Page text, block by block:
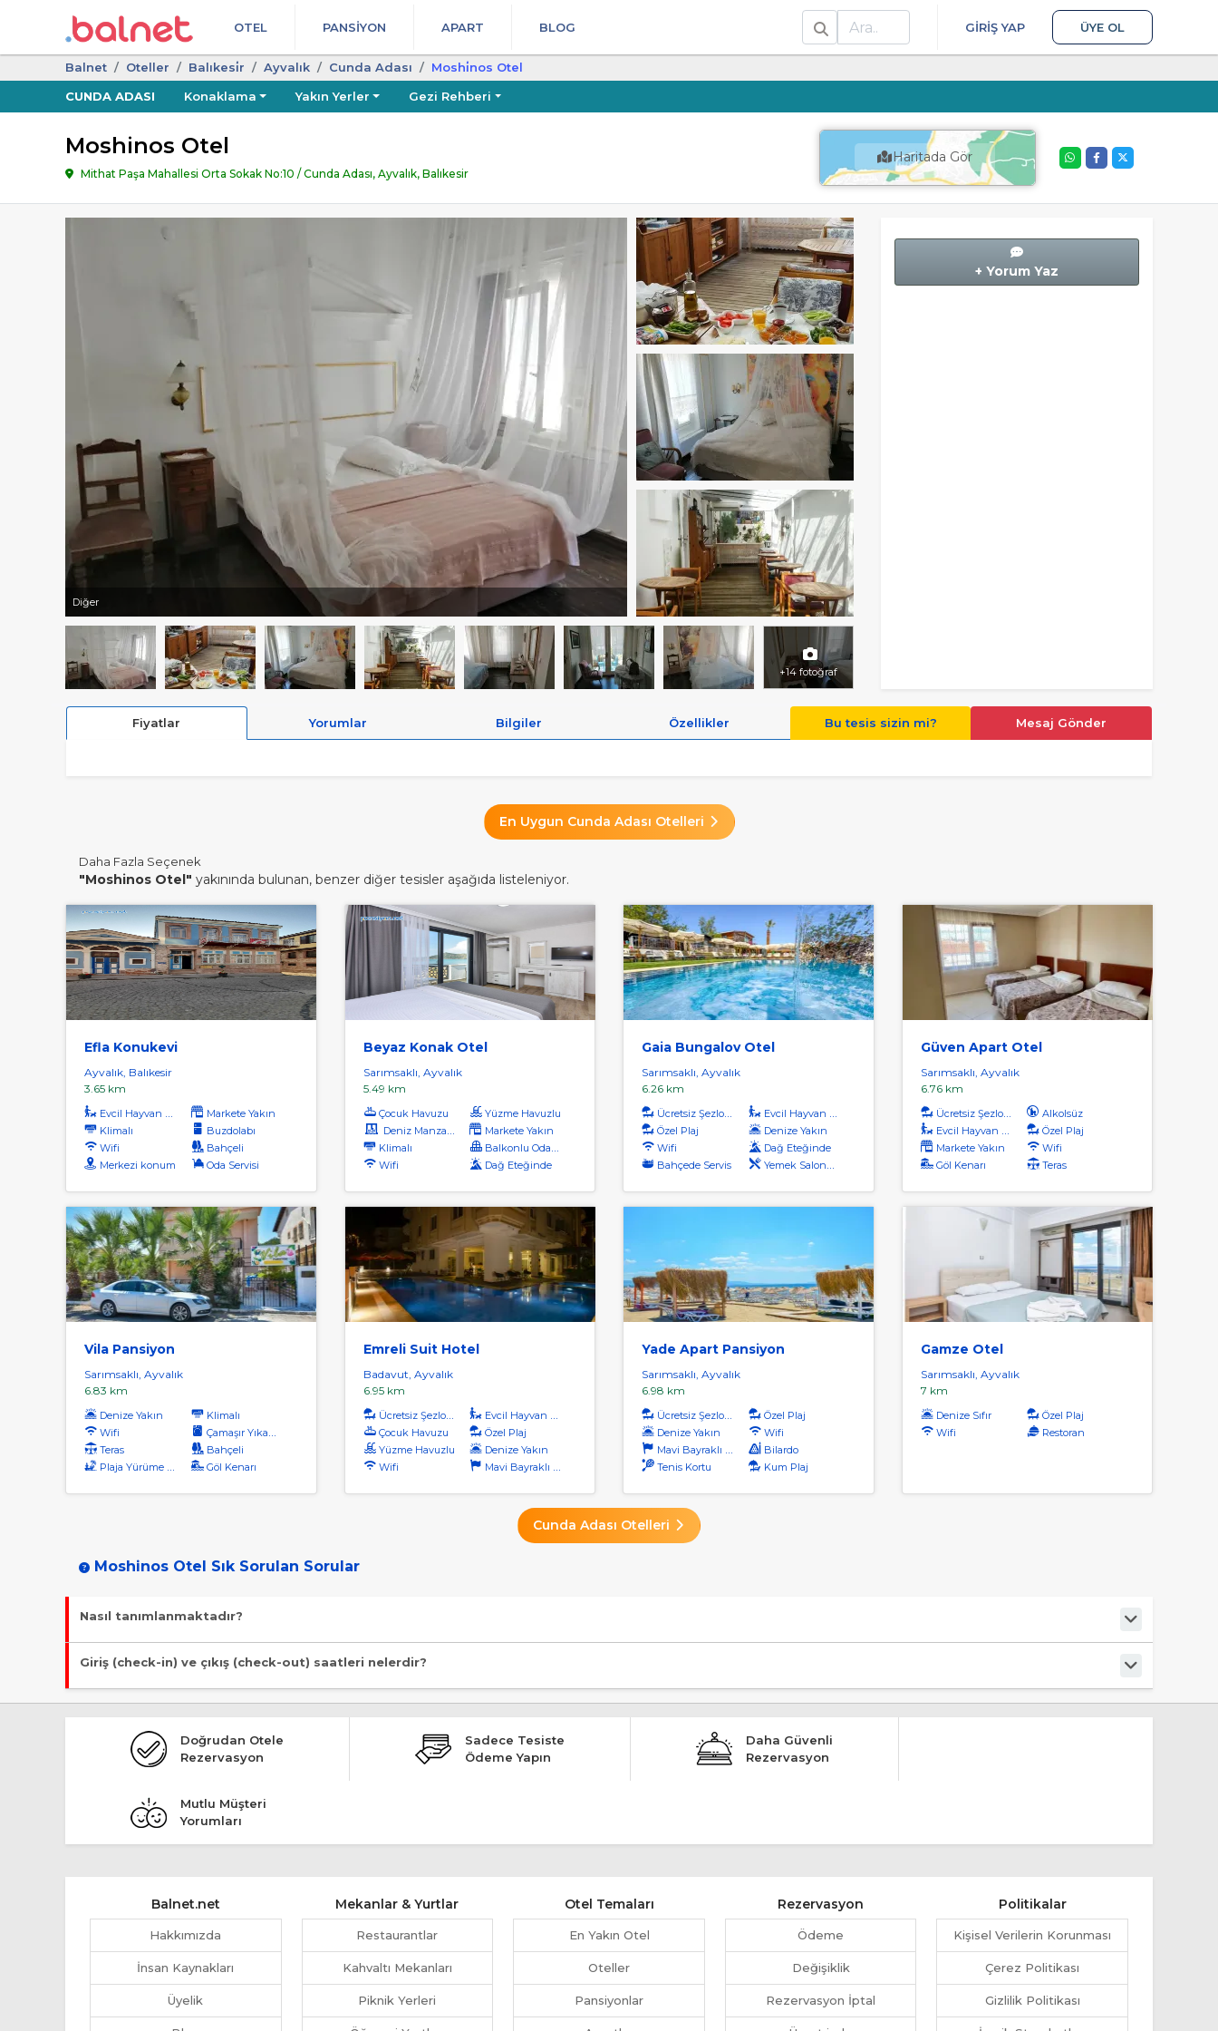
OTEL PANSIYON APART BLOG
Ara
GIRIŞ YAP ÜYE OL
Balnet Oteller Balıkesi̇r Ayvalık Cunda Adası
Moshi̇nos Otel
CUNDA ADASI
Konaklama Yakın Yerler Gezi Rehberi
Moshinos Otel
Mithat Paşa Mahallesi Orta Sokak No:10 / Cunda Adası, Ayvalık, Balıkesir
Haritada Gör
Diğer
+14 fotoğraf
+ Yorum Yaz
Fiyatlar Yorumlar Bilgiler Özellikler Bu tesis sizin mi? Mesaj Gönder
En Uygun Cunda Adası Otelleri
Daha Fazla Seçenek
"Moshinos Otel" yakınında bulunan, benzer diğer tesisler aşağıda listeleniyor.
Efla Konukevi
Ayvalık, Balıkesir
3.65 km
Evcil Hayvan Kabul
Markete Yakın
Klimalı
Buzdolabı
Wifi
Bahçeli
Merkezi konum
Oda Servisi
Beyaz Konak Otel
Sarımsaklı, Ayvalık
5.49 km
Çocuk Havuzu
Yüzme Havuzlu
Deniz Manzaralı
Markete Yakın
Klimalı
Balkonlu Odalar
Wifi
Dağ Eteğinde
Gaia Bungalov Otel
Sarımsaklı, Ayvalık
6.26 km
Ücretsiz Şezlong
Evcil Hayvan Kabul
Özel Plaj
Denize Yakın
Wifi
Dağ Eteğinde
Bahçede Servis
Yemek Salonunda Servis
Güven Apart Otel
Sarımsaklı, Ayvalık
6.76 km
Ücretsiz Şezlong
Alkolsüz
Evcil Hayvan Kabul
Özel Plaj
Markete Yakın
Wifi
Göl Kenarı
Teras
Vila Pansiyon
Sarımsaklı, Ayvalık
6.83 km
Denize Yakın
Klimalı
Wifi
Çamaşır Yıkama
Teras
Bahçeli
Plaja Yürüme Mesafesi
Göl Kenarı
Emreli Suit Hotel
Badavut, Ayvalık
6.95 km
Ücretsiz Şezlong
Evcil Hayvan Kabul
Çocuk Havuzu
Özel Plaj
Yüzme Havuzlu
Denize Yakın
Wifi
Mavi Bayraklı Plaj
Yade Apart Pansiyon
Sarımsaklı, Ayvalık
6.98 km
Ücretsiz Şezlong
Özel Plaj
Denize Yakın
Wifi
Mavi Bayraklı Plaj
Bilardo
Tenis Kortu
Kum Plaj
Gamze Otel
Sarımsaklı, Ayvalık
7 km
Denize Sıfır
Özel Plaj
Wifi
Restoran
Cunda Adası Otelleri
Moshinos Otel Sık Sorulan Sorular
Nasıl tanımlanmaktadır?
Tesis Otel statüsündedir.
Giriş (check-in) ve çıkış (check-out) saatleri nelerdir?
Giriş en erken 13:00, çıkış en geç 11:00 saatindedir.
Doğrudan Otele
Rezervasyon
Sadece Tesiste
Ödeme Yapın
Daha Güvenli
Rezervasyon
Mutlu Müşteri
Yorumları
Balnet.net
Hakkımızda
İnsan Kaynakları
Üyelik
Mekanlar & Yurtlar
Restaurantlar
Kahvaltı Mekanları
Piknik Yerleri
Otel Temaları
En Yakın Otel
Oteller
Pansiyonlar
Rezervasyon
Ödeme
Değişiklik
Rezervasyon İptal
Politikalar
Kişisel Verilerin Korunması
Çerez Politikası
Gizlilik Politikası